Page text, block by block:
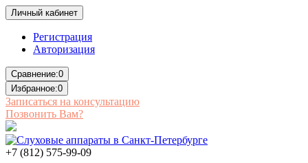
Личный кабинет
Регистрация
Авторизация
Сравнение:0
Избранное:0
Записаться на консультацию
Позвонить Вам?
+7 (812) 575-99-09